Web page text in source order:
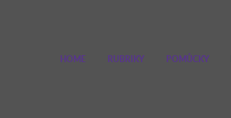
HOME RUBRIKY POMŮCKY